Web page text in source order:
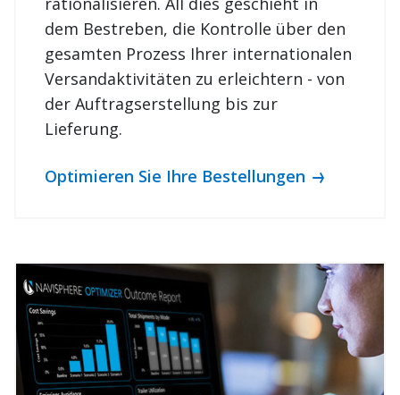
dem Bestreben, die Kontrolle über den
gesamten Prozess Ihrer internationalen
Versandaktivitäten zu erleichtern - von
der Auftragserstellung bis zur
Lieferung.